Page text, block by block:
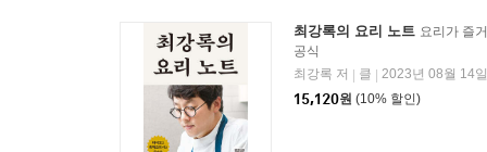
최강록의 요리 노트 요리가 즐
공식
최강록 저
클
2023년 08월 14일
15,120원 (10% 할인)